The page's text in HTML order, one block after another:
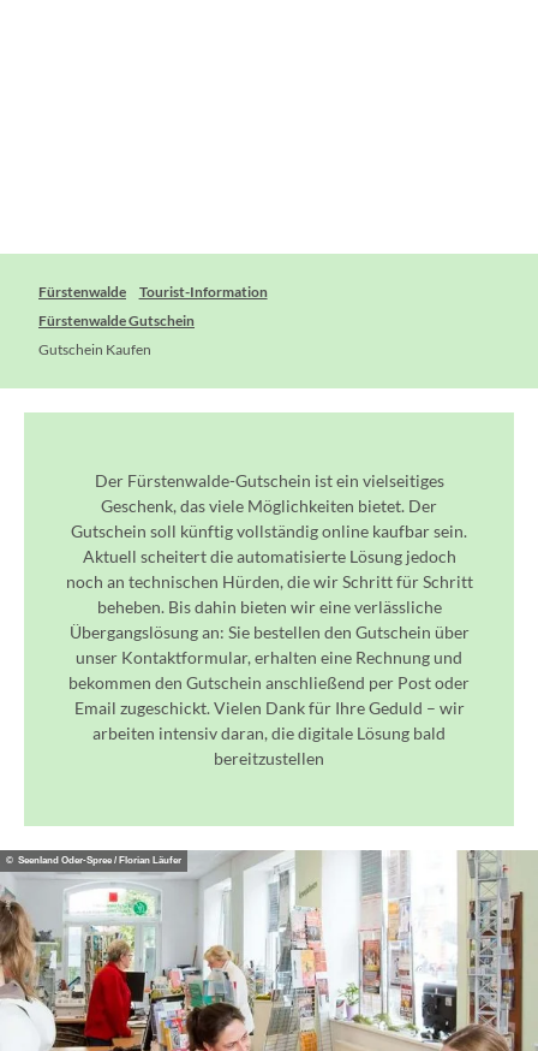
Fürstenwalde
Tourist-Information
Fürstenwalde Gutschein
Gutschein Kaufen
Der Fürstenwalde-Gutschein ist ein vielseitiges
Geschenk, das viele Möglichkeiten bietet. Der
Gutschein soll künftig vollständig online kaufbar sein.
Aktuell scheitert die automatisierte Lösung jedoch
noch an technischen Hürden, die wir Schritt für Schritt
beheben. Bis dahin bieten wir eine verlässliche
Übergangslösung an: Sie bestellen den Gutschein über
unser Kontaktformular, erhalten eine Rechnung und
bekommen den Gutschein anschließend per Post oder
Email zugeschickt. Vielen Dank für Ihre Geduld – wir
arbeiten intensiv daran, die digitale Lösung bald
bereitzustellen
© Seenland Oder-Spree / Florian Läufer